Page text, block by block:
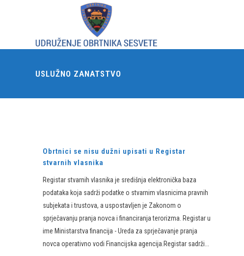
USLUŽNO ZANATSTVO
Obrtnici se nisu dužni upisati u Registar
stvarnih vlasnika
Registar stvarnih vlasnika je središnja elektronička baza
podataka koja sadrži podatke o stvarnim vlasnicima pravnih
subjekata i trustova, a uspostavljen je Zakonom o
sprječavanju pranja novca i financiranja terorizma. Registar u
ime Ministarstva financija - Ureda za sprječavanje pranja
novca operativno vodi Financijska agencija.Registar sadrži...